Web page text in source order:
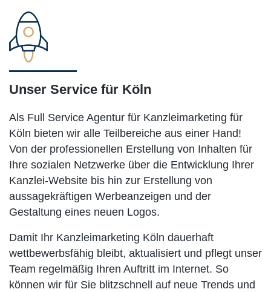
Unser Service für Köln
Als Full Service Agentur für Kanzleimarketing für
Köln bieten wir alle Teilbereiche aus einer Hand!
Von der professionellen Erstellung von Inhalten für
Ihre sozialen Netzwerke über die Entwicklung Ihrer
Kanzlei-Website bis hin zur Erstellung von
aussagekräftigen Werbeanzeigen und der
Gestaltung eines neuen Logos.
Damit Ihr Kanzleimarketing Köln dauerhaft
wettbewerbsfähig bleibt, aktualisiert und pflegt unser
Team regelmäßig Ihren Auftritt im Internet. So
können wir für Sie blitzschnell auf neue Trends und